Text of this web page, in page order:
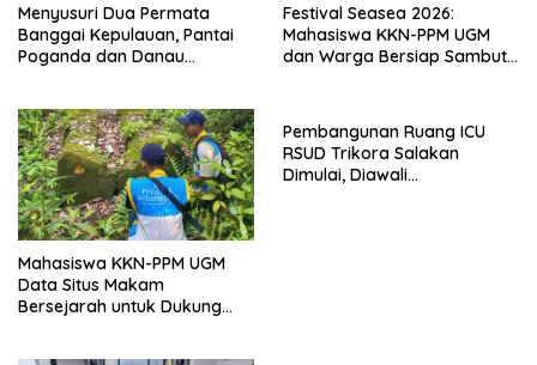
Menyusuri Dua Permata
Banggai Kepulauan, Pantai
Poganda dan Danau
Festival Seasea 2026:
Mahasiswa KKN-PPM UGM
dan Warga Bersiap Sambut
Mahasiswa KKN-PPM UGM
Data Situs Makam
Bersejarah untuk Dukung
Pembangunan Ruang ICU
RSUD Trikora Salakan
Dimulai, Diawali